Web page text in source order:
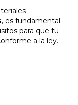
, es fundamental
para que tu
a la ley.